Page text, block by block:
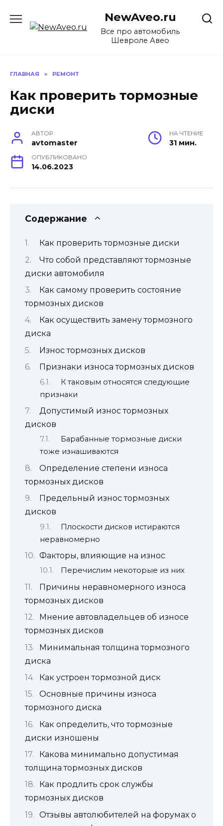
содержанию
NewAveo.ru
Все про автомобиль
Шевроле Авео
ГЛАВНАЯ » РЕМОНТ
Как проверить тормозные
диски
АВТОР
avtomaster
НА ЧТЕНИЕ
31 мин.
ОПУБЛИКОВАНО
14.06.2023
Содержание
Как проверить тормозные диски
Что собой представляют тормозные
диски автомобиля
Как самому проверить состояние
тормозных дисков
Как осуществить замену тормозного
диска
Износ тормозных дисков
Признаки износа тормозных дисков
К таковым относятся следующие
признаки
Допустимый износ тормозных
дисков
Барабанные тормозные диски
тоже изнашиваются
Определение степени износа
тормозных дисков
Предельный износ тормозных
дисков
Плоскости дисков истираются
неравномерно
Факторы, влияющие на износ
Перечислим некоторые из них
Причины неравномерного износа
тормозных дисков
Мнение автовладельцев об износе
тормозных дисков
Минимальная толщина тормозного
диска
Как устроен тормозной диск
Основные причины износа
тормозного диска
Как определить, что тормозные
диски изношены
Какова минимально допустимая
толщина тормозных дисков
Как продлить срок службы
тормозных дисков
Отзывы автолюбителей на форумах о